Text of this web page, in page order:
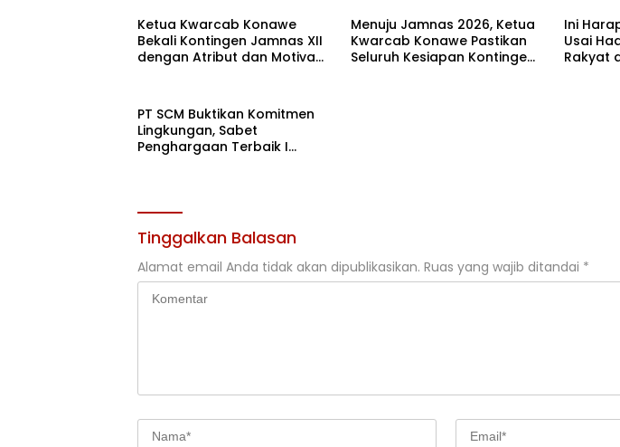
Ketua Kwarcab Konawe
Bekali Kontingen Jamnas XII
dengan Atribut dan Motivasi,
Menuju Jamnas 2026, Ketua
Kwarcab Konawe Pastikan
Seluruh Kesiapan Kontingen
Ini
Usai
Rakyat
PT SCM Buktikan Komitmen
Lingkungan, Sabet
Penghargaan Terbaik I
Tinggalkan Balasan
Alamat email Anda tidak akan dipublikasikan. Ruas yang wajib ditandai *